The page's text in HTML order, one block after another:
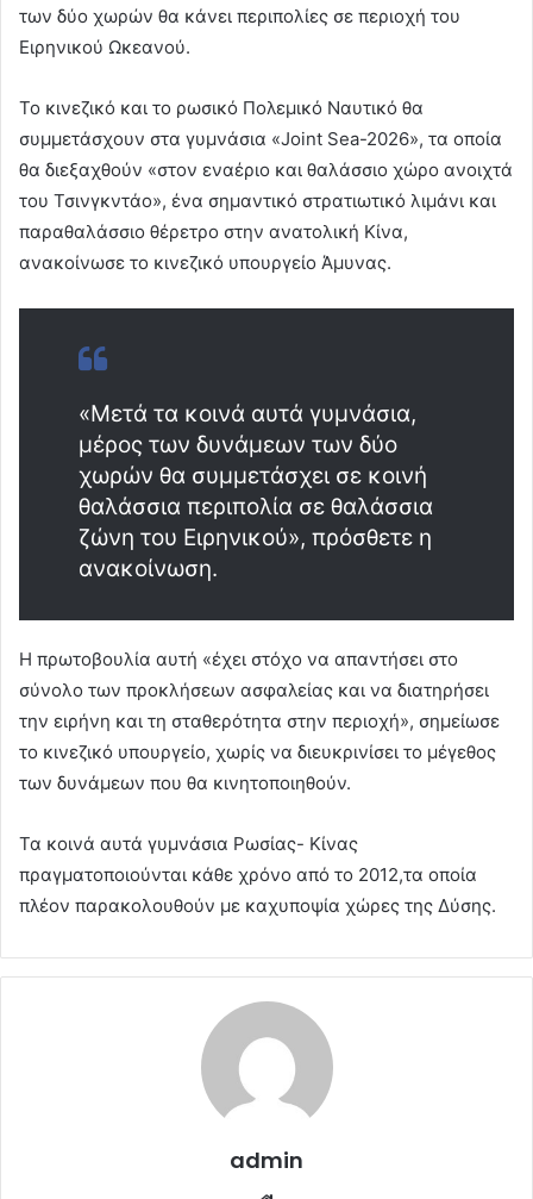
των δύο χωρών θα κάνει περιπολίες σε περιοχή του
Ειρηνικού Ωκεανού.
Το κινεζικό και το ρωσικό Πολεμικό Ναυτικό θα
συμμετάσχουν στα γυμνάσια «Joint Sea-2026», τα οποία
θα διεξαχθούν «στον εναέριο και θαλάσσιο χώρο ανοιχτά
του Τσινγκντάο», ένα σημαντικό στρατιωτικό λιμάνι και
παραθαλάσσιο θέρετρο στην ανατολική Κίνα,
ανακοίνωσε το κινεζικό υπουργείο Άμυνας.
«Μετά τα κοινά αυτά γυμνάσια,
μέρος των δυνάμεων των δύο
χωρών θα συμμετάσχει σε κοινή
θαλάσσια περιπολία σε θαλάσσια
ζώνη του Ειρηνικού», πρόσθετε η
ανακοίνωση.
Η πρωτοβουλία αυτή «έχει στόχο να απαντήσει στο
σύνολο των προκλήσεων ασφαλείας και να διατηρήσει
την ειρήνη και τη σταθερότητα στην περιοχή», σημείωσε
το κινεζικό υπουργείο, χωρίς να διευκρινίσει το μέγεθος
των δυνάμεων που θα κινητοποιηθούν.
Τα κοινά αυτά γυμνάσια Ρωσίας- Κίνας
πραγματοποιούνται κάθε χρόνο από το 2012,τα οποία
πλέον παρακολουθούν με καχυποψία χώρες της Δύσης.
admin